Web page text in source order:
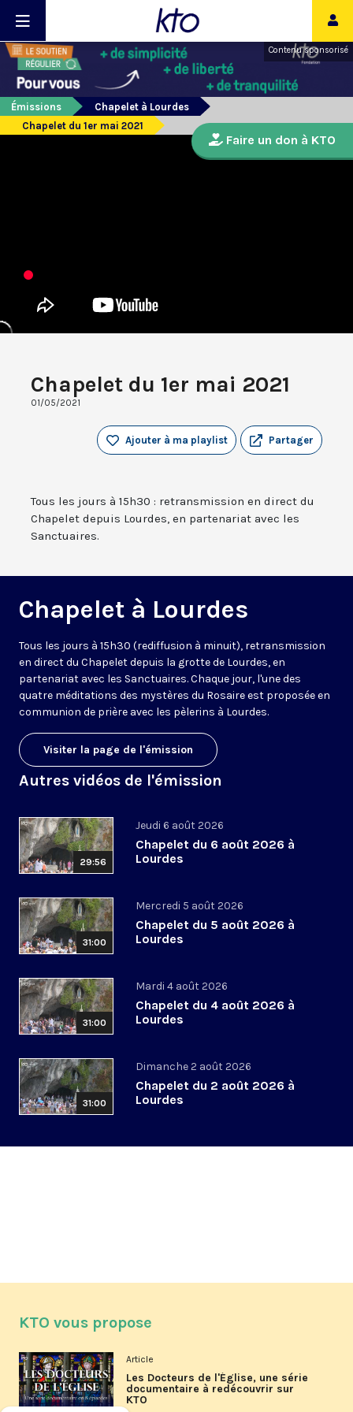
Contenu sponsorisé
Émissions
Chapelet à Lourdes
Chapelet du 1er mai 2021
Chapelet du 1er mai 2021
01/05/2021
Partager
Ajouter à ma playlist
Tous les jours à 15h30 : retransmission en direct du
Chapelet depuis Lourdes, en partenariat avec les
Sanctuaires.
Chapelet à Lourdes
Tous les jours à 15h30 (rediffusion à minuit), retransmission
en direct du Chapelet depuis la grotte de Lourdes, en
partenariat avec les Sanctuaires. Chaque jour, l'une des
quatre méditations des mystères du Rosaire est proposée en
communion de prière avec les pèlerins à Lourdes.
Visiter la page de l'émission
Autres vidéos de l'émission
29:56
Jeudi 6 août 2026
Chapelet du 6 août 2026 à
Lourdes
31:00
Mercredi 5 août 2026
Chapelet du 5 août 2026 à
Lourdes
31:00
Mardi 4 août 2026
Chapelet du 4 août 2026 à
Lourdes
31:00
Dimanche 2 août 2026
Chapelet du 2 août 2026 à
Lourdes
Faire un don à KTO
KTO vous propose
Article
Les Docteurs de l'Église, une série
documentaire à redécouvrir sur
KTO